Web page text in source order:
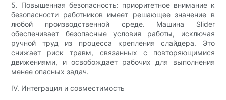
5. Повышенная безопасность: приоритетное внимание к
безопасности работников имеет решающее значение в
любой производственной среде. Машина Slider
обеспечивает безопасные условия работы, исключая
ручной труд из процесса крепления слайдера. Это
снижает риск травм, связанных с повторяющимися
движениями, и освобождает рабочих для выполнения
менее опасных задач.
IV. Интеграция и совместимость